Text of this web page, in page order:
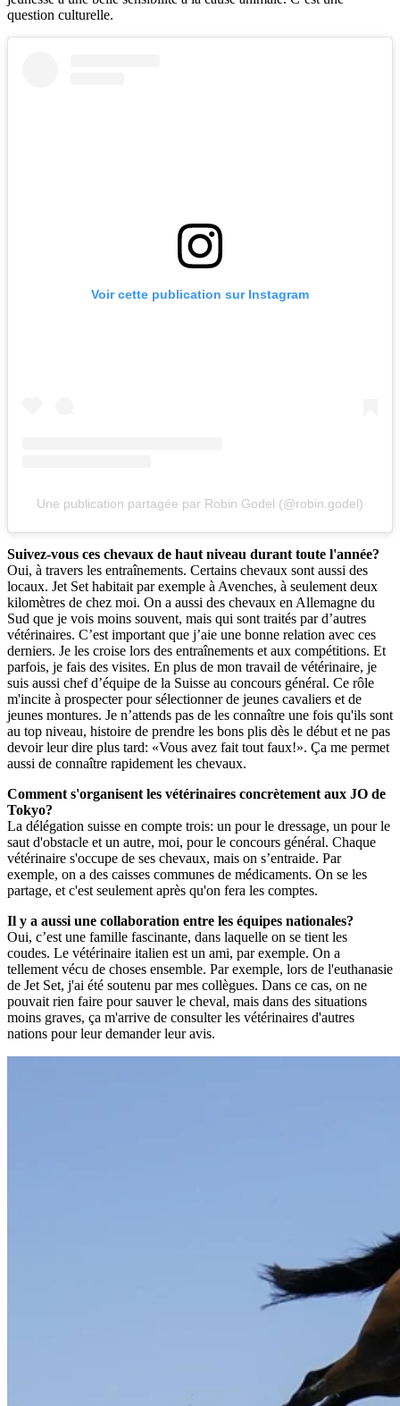
question culturelle.
Voir cette publication sur Instagram
Une publication partagée par Robin Godel (@robin.godel)
Suivez-vous ces chevaux de haut niveau durant toute l'année?
Oui, à travers les entraînements. Certains chevaux sont aussi des
locaux. Jet Set habitait par exemple à Avenches, à seulement deux
kilomètres de chez moi. On a aussi des chevaux en Allemagne du
Sud que je vois moins souvent, mais qui sont traités par d’autres
vétérinaires. C’est important que j’aie une bonne relation avec ces
derniers. Je les croise lors des entraînements et aux compétitions. Et
parfois, je fais des visites. En plus de mon travail de vétérinaire, je
suis aussi chef d’équipe de la Suisse au concours général. Ce rôle
m'incite à prospecter pour sélectionner de jeunes cavaliers et de
jeunes montures. Je n’attends pas de les connaître une fois qu'ils sont
au top niveau, histoire de prendre les bons plis dès le début et ne pas
devoir leur dire plus tard: «Vous avez fait tout faux!». Ça me permet
aussi de connaître rapidement les chevaux.
Comment s'organisent les vétérinaires concrètement aux JO de
Tokyo?
La délégation suisse en compte trois: un pour le dressage, un pour le
saut d'obstacle et un autre, moi, pour le concours général. Chaque
vétérinaire s'occupe de ses chevaux, mais on s’entraide. Par
exemple, on a des caisses communes de médicaments. On se les
partage, et c'est seulement après qu'on fera les comptes.
Il y a aussi une collaboration entre les équipes nationales?
Oui, c’est une famille fascinante, dans laquelle on se tient les
coudes. Le vétérinaire italien est un ami, par exemple. On a
tellement vécu de choses ensemble. Par exemple, lors de l'euthanasie
de Jet Set, j'ai été soutenu par mes collègues. Dans ce cas, on ne
pouvait rien faire pour sauver le cheval, mais dans des situations
moins graves, ça m'arrive de consulter les vétérinaires d'autres
nations pour leur demander leur avis.